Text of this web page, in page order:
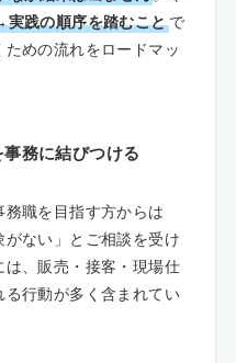
践の順序を踏むことで
めの流れをロードマッ
務に結びつける
職を目指す方からは
がない」とご相談を受け
、販売・接客・現場仕
行動が多く含まれてい